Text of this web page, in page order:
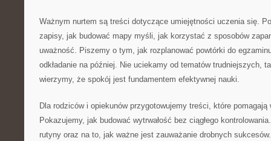
Ważnym nurtem są treści dotyczące umiejętności uczenia się.
zapisy, jak budować mapy myśli, jak korzystać z sposobów
uważność. Piszemy o tym, jak rozplanować powtórki do
odkładanie na później. Nie uciekamy od tematów trudniejszych,
wierzymy, że spokój jest fundamentem efektywnej nauki.
Dla rodziców i opiekunów przygotowujemy treści, które
Pokazujemy, jak budować wytrwałość bez ciągłego
rutyny oraz na to, jak ważne jest zauważanie drobnych